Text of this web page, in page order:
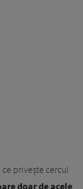
privește cercul
doar de acele